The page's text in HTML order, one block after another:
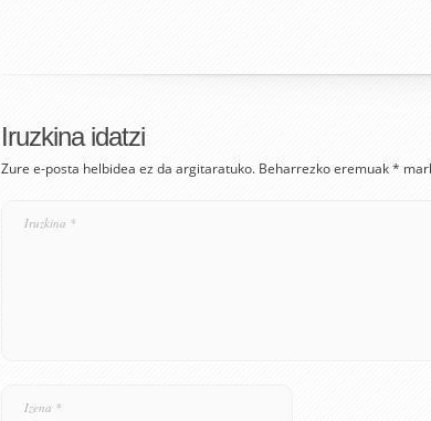
Iruzkina idatzi
Zure e-posta helbidea ez da argitaratuko. Beharrezko eremuak*